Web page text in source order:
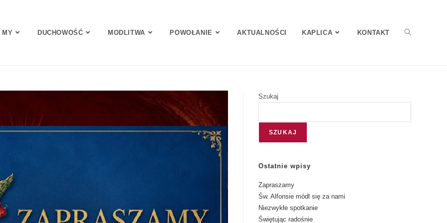
MY DUCHOWOŚĆ MODLITWA POWOŁANIE AKTUALNOŚCI KAPLICA KONTAKT
Szukaj
SZUKAJ
Ostatnie wpisy
Zapraszamy
Św. Alfonsie módl się za nami
Niezwykłe spotkanie
Świętując radośnie